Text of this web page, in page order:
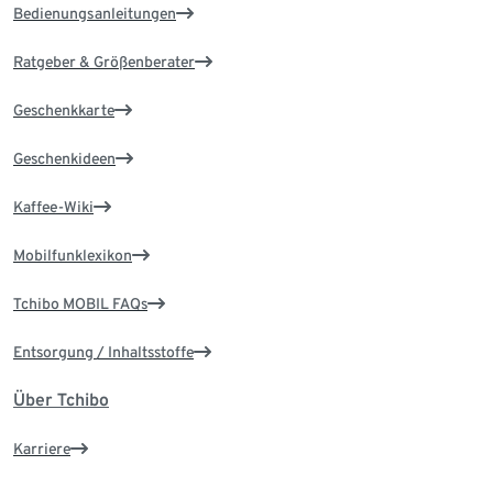
Bedienungsanleitungen
Ratgeber & Größenberater
Geschenkkarte
Geschenkideen
Kaffee-Wiki
Mobilfunklexikon
Tchibo MOBIL FAQs
Entsorgung / Inhaltsstoffe
Über Tchibo
Karriere